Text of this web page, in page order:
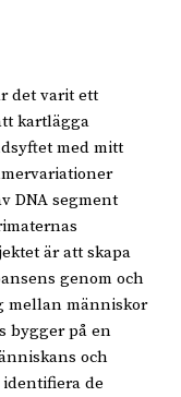
det varit ett
kartlägga
med mitt
DNA segment
är att skapa
genom och
mellan människor
bygger på en
och
identifiera de